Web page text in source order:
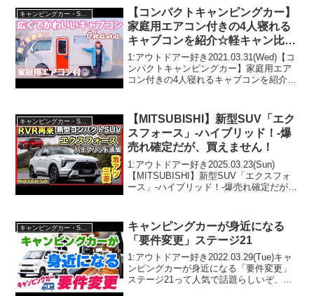
アー好き2021.06.28(Mon)こ...
キャンピングカー・SUV人気車種
【コンパクトキャンピングカー】
家庭用エアコン付きの4人寝れる
キャブコンを紹介☆軽キャン比較
あり！リゾートデュオ バンビー
ノ オハナ
1:アウトドアー好き2021.03.31(Wed)【コ
ンパクトキャンピングカー】家庭用エア
コン付きの4人寝れるキャブコンを紹介☆
見逃さないで！！2:アウトドアー好き...
【MITSUBISHI】新型SUV「エク
スフォース」-ハイブリッド！-爆
売れ確定だが、買えません！
1:アウトドアー好き2025.03.23(Sun)
【MITSUBISHI】新型SUV「エクスフォ
ース」-ハイブリッド！-爆売れ確定だが、
2025.03.23(Sun)こ...
キャンピングカー・SUV人気車種
キャンピングカーが身近になる
「要件変更」ステージ21
1:アウトドアー好き2022.03.29(Tue)キャ
ンピングカーが身近になる「要件変更」
ステージ21って人気で話題らしいぞ、見